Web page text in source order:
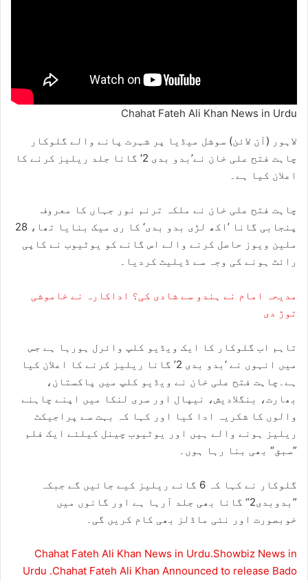
Chahat Fateh Ali Khan News in Urdu
لاہور (آن لائن) سوشل میڈیا پر شہرت پانے والے گلوکار
چاہت فتح علی خان نے’بدو بدی 2′ گانا جلد ریلیز کرنے کا
اعلان کیا ہے۔
چاہت فتح علی خان نے ملکہ ترنم نور جہاں کا معروف
پنجابی گانا ’اکھ لڑی بدو بدی‘ کا ری میک بنایا تھا، 28
ملین ویوز حاصل کرنے والے اس گانے کو یوٹیوب نے کاپی
رائٹ ہونے کی وجہ سے ڈیلیٹ کردیا۔
مدیحہ امام نے ہندو سے شادی کی؟ اداکارہ نے خاموشی
توڑ دی
تاہم اب گلوکار کا ایک ویڈیو کلپ وائرل ہورہا ہے جس
میں انہوں نے ‘بدو بدی 2’ گانا ریلیز کرنے کا اعلان کیا
ہے۔چاہت فتح علی خان نے ویڈیو کلپ میں پاکستان،
بھارت، بنگلادیش، نیپال اور سری لنکا میں اپنے چاہنے
والوں کا شکریہ ادا کیا اور کہا کہ بہت سے پراجیکٹ
ریلیز ہونے والے ہیں اور یوٹیوب چینل کیلئے ایک فلم
”سبق“ بھی بنا رہا ہوں۔
گلوکار نے کہا کہ 6 گانے ریلیز کیے جائیں گے جبکہ
”بدوبدی2“ گانا بھی جلد آرہا ہے اور گانوں میں
خوبصورت اور نئی ماڈلز بھی کام کریں گی۔
Chahat Fateh Ali Khan News in Urdu.Showbiz News in
Urdu .Chahat Fateh Ali Khan Announced to release Bado